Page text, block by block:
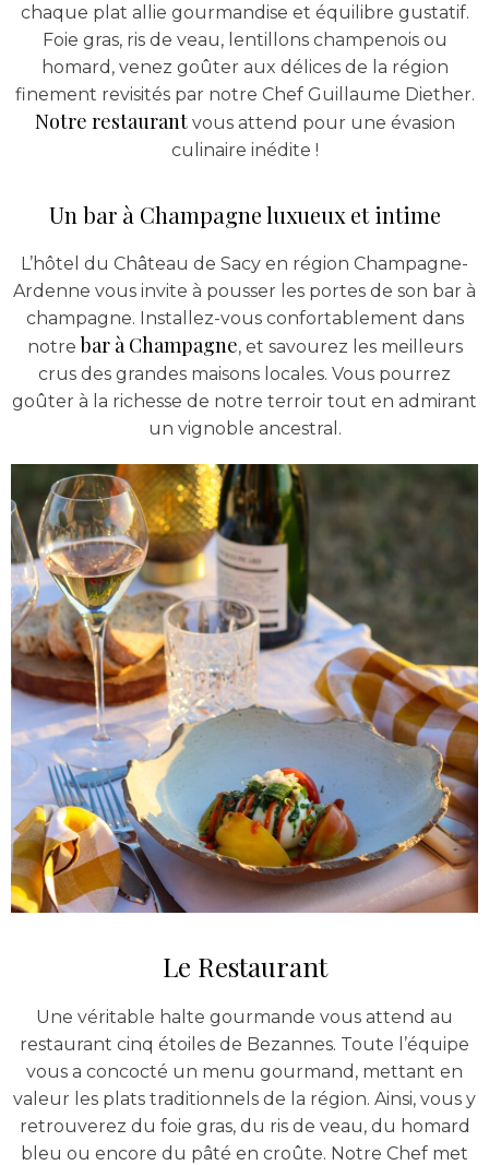
chaque plat allie gourmandise et équilibre gustatif.
Foie gras, ris de veau, lentillons champenois ou
homard, venez goûter aux délices de la région
finement revisités par notre Chef Guillaume Diether.
Notre restaurantvous attend pour une évasion
culinaire inédite !
Un bar à Champagne luxueux et intime
L’hôtel du Château de Sacy en région Champagne-
Ardenne vous invite à pousser les portes de son bar à
champagne. Installez-vous confortablement dans
notre bar à Champagne, et savourez les meilleurs
crus des grandes maisons locales. Vous pourrez
goûter à la richesse de notre terroir tout en admirant
un vignoble ancestral.
Le Restaurant
Une véritable halte gourmande vous attend au
restaurant cinq étoiles de Bezannes. Toute l’équipe
vous a concocté un menu gourmand, mettant en
valeur les plats traditionnels de la région. Ainsi, vous y
retrouverez du foie gras, du ris de veau, du homard
bleu ou encore du pâté en croûte. Notre Chef met